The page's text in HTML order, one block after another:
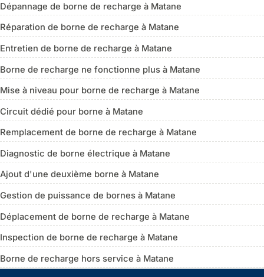
Dépannage de borne de recharge à Matane
Réparation de borne de recharge à Matane
Entretien de borne de recharge à Matane
Borne de recharge ne fonctionne plus à Matane
Mise à niveau pour borne de recharge à Matane
Circuit dédié pour borne à Matane
Remplacement de borne de recharge à Matane
Diagnostic de borne électrique à Matane
Ajout d'une deuxième borne à Matane
Gestion de puissance de bornes à Matane
Déplacement de borne de recharge à Matane
Inspection de borne de recharge à Matane
Borne de recharge hors service à Matane